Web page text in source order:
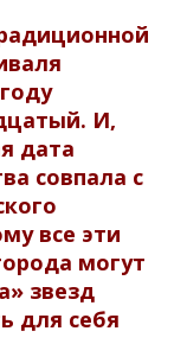
И,
дата
совпала с
все эти
могут
звезд
для себя